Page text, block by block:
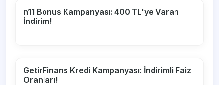
n11 Bonus Kampanyası: 400 TL'ye Varan
İndirim!
GetirFinans Kredi Kampanyası: İndirimli Faiz
Oranları!